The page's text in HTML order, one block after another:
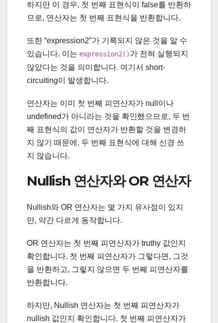
하지만 이 경우, 첫 번째 표현식이 false를 반환하
므로, 연산자는 첫 번째 표현식을 반환합니다.
또한 “expression2″가 기록되지 않은 것을 알 수
있습니다. 이는 expression2()가 전혀 실행되지
않았다는 것을 의미합니다. 여기서 short-
circuiting이 발생합니다.
연산자는 이미 첫 번째 피연산자가 null이나
undefined가 아니라는 것을 확인했으므로, 두 번
째 표현식의 값이 연산자가 반환할 것을 변경하
지 않기 때문에, 두 번째 표현식에 대해 신경 쓰
지 않습니다.
Nullish 연산자와 OR 연산자
Nullish와 OR 연산자는 몇 가지 유사점이 있지
만, 약간 다르게 동작합니다.
OR 연산자는 첫 번째 피연산자가 truthy 값인지
확인합니다. 첫 번째 피연산자가 그렇다면, 그것
을 반환하고, 그렇지 않으면 두 번째 피연산자를
반환합니다.
하지만, Nullish 연산자는 첫 번째 피연산자가
nullish 값인지 확인합니다. 첫 번째 피연산자가